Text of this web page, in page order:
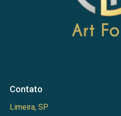
Contato
Limeira, SP